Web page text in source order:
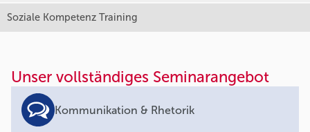
Soziale Kompetenz Training
Unser vollständiges Seminarangebot
Kommunikation & Rhetorik